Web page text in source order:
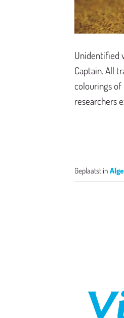
Unidentified
Captain. All
colourings of
researchers
Geplaatst in